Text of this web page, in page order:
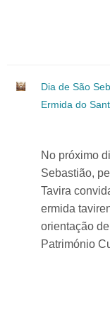
Dia de São
Ermida do
No próximo
Sebastião,
Tavira
ermida
orientação
Património